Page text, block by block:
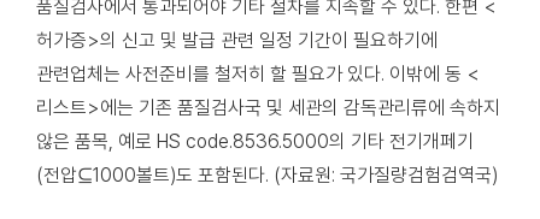
품질검사에서 통과되어야 기타 절차를 지속할 수 있다. 한편 <
허가증>의 신고 및 발급 관련 일정 기간이 필요하기에
관련업체는 사전준비를 철저히 할 필요가 있다. 이밖에 동 <
리스트>에는 기존 품질검사국 및 세관의 감독관리류에 속하지
않은 품목, 예로 HS code.8536.5000의 기타 전기개페기
(전압⊆1000볼트)도 포함된다. (자료원: 국가질량검험검역국)